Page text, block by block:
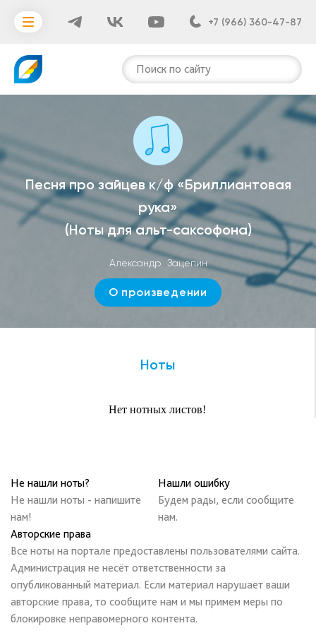
+7 (966) 360-47-87
Поиск по сайту
Песня про зайцев к/ф «Бриллиантовая
рука»
(Ноты для альт-саксофона)
Александр Зацепин
О произведении
Ноты
Нет нотных листов!
Не нашли ноты?
Не нашли ноты - напишите
нам!
Нашли ошибку
Будем рады, если сообщите
нам.
Авторские права
Все ноты на портале предоставлены пользователями сайта.
Администрация не несёт ответственности за
опубликованный материал. Если материал нарушает ваши
авторские права, то сообщите нам и мы примем меры по
блокировке неправомерного контента.